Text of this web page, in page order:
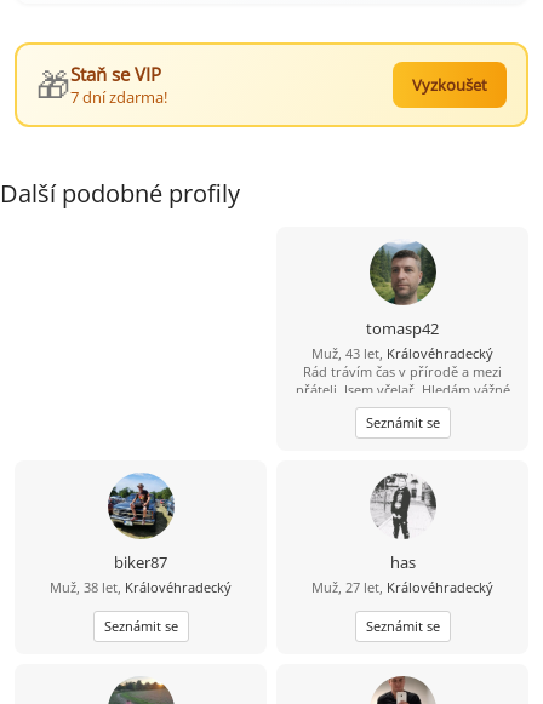
🎁Staň se VIP
7 dní zdarma!
Vyzkoušet
Další podobné profily
tomasp42
Muž, 43 let, Královéhradecký
Rád trávím čas v přírodě a mezi
přáteli. Jsem včelař. Hledám vážné
seznámení a ne partnerku na jednu
noc.
Seznámit se
biker87
Muž, 38 let, Královéhradecký
Seznámit se
has
Muž, 27 let, Královéhradecký
Seznámit se